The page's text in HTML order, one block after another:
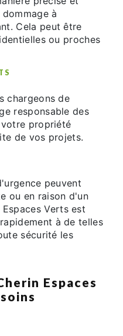
à
Cela peut être
ou proches
chargeons de
responsable des
propriété
de vos projets.
peuvent
ou en raison d'un
Verts est
à de telles
sécurité les
Espaces